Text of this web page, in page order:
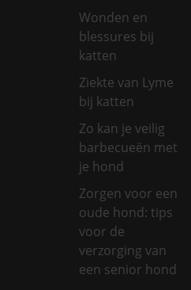
Wonden en
blessures bij
katten
Ziekte van Lyme
bij katten
Zo kan je veilig
barbecueën met
je hond
Zorgen voor een
oude hond: tips
voor de
verzorging van
een senior hond